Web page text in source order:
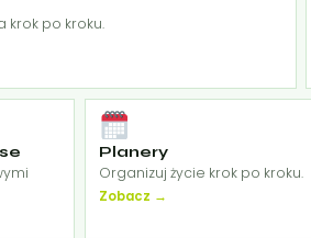
krok po kroku.
Planery
Organizuj życie krok po kroku.
Zobacz →